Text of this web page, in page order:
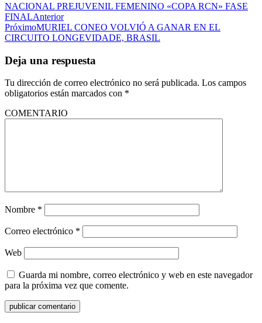
NACIONAL PREJUVENIL FEMENINO «COPA RCN» FASE
FINALAnterior
PróximoMURIEL CONEO VOLVIÓ A GANAR EN EL
CIRCUITO LONGEVIDADE, BRASIL
Deja una respuesta
Tu dirección de correo electrónico no será publicada. Los campos
obligatorios están marcados con *
COMENTARIO
Nombre *
Correo electrónico *
Web
Guarda mi nombre, correo electrónico y web en este navegador
para la próxima vez que comente.